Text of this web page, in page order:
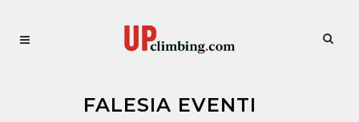
FALESIA EVENTI